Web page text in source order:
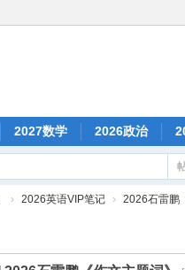
2027数学 2026政治
› 2026英语VIP笔记 › 2026石雷鹏